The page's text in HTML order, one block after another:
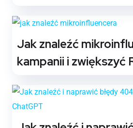
Jak znaleźć
kampanii i zwiększyć